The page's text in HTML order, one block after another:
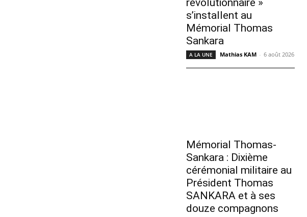
révolutionnaire »
s’installent au
Mémorial Thomas
Sankara
A LA UNE Mathias KAM - 6 août 2026
Mémorial Thomas-
Sankara : Dixième
cérémonial militaire au
Président Thomas
SANKARA et à ses
douze compagnons